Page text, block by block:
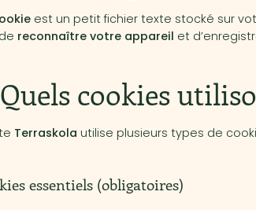
est un petit fichier texte stocké sur
reconnaître votre appareil et
cookies
Terraskola utilise plusieurs types de
essentiels (obligatoires)